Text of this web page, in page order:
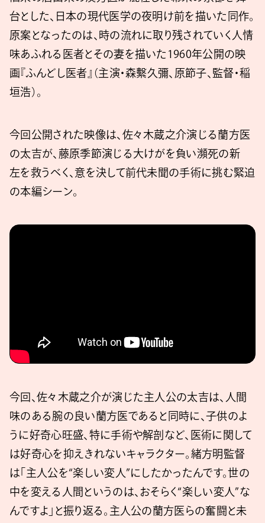
台とした、日本の現代医学の夜明け前を描いた同作。
原案となったのは、時の流れに取り残されていく人情
味あふれる医者とその妻を描いた1960年公開の映
画『ふんどし医者』（主演・森繫久彌、原節子、監督・稲
垣浩）。
今回公開された映像は、佐々木蔵之介演じる蘭方医
の太吉が、藤原季節演じる大けがを負い瀕死の新
左を救うべく、意を決して前代未聞の手術に挑む緊迫
の本編シーン。
今回、佐々木蔵之介が演じた主人公の太吉は、人間
味のある腕の良い蘭方医であると同時に、子供のよ
うに好奇心旺盛、特に手術や解剖など、医術に関して
は好奇心を抑えきれないキャラクター。緒方明監督
は「主人公を“楽しい変人”にしたかったんです。世の
中を変える人間というのは、おそらく“楽しい変人”な
んですよ」と振り返る。主人公の蘭方医らの奮闘と未